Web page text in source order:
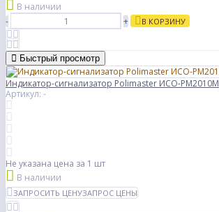
В наличии
-
+ В КОРЗИНУ
Быстрый просмотр
Индикатор-сигнализатор Polimaster ИСО-РМ2010М
Артикул: -
Не указана цена за 1 шт
В наличии
ЗАПРОСИТЬ ЦЕНУЗАПРОС ЦЕНЫ